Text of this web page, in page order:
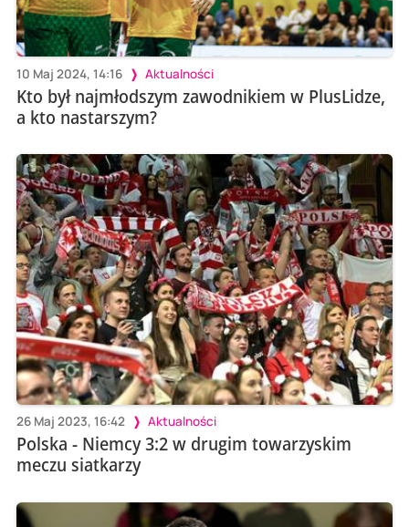
10 Maj 2024, 14:16 Aktualności
Kto był najmłodszym zawodnikiem w PlusLidze,
a kto nastarszym?
26 Maj 2023, 16:42 Aktualności
Polska - Niemcy 3:2 w drugim towarzyskim
meczu siatkarzy